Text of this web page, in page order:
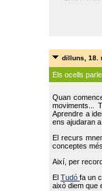
dilluns, 18.
Els ocells
Quan
moviments...
Aprendre a
ens ajudaran
El recurs
conceptes
Així, per
ElTudófa un
això diem que